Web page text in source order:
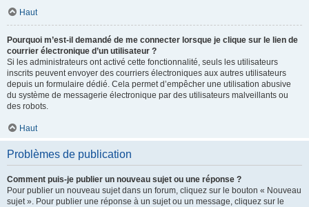
Haut
Pourquoi m’est-il demandé de me connecter lorsque je clique sur le lien de
courrier électronique d’un utilisateur ?
Si les administrateurs ont activé cette fonctionnalité, seuls les utilisateurs
inscrits peuvent envoyer des courriers électroniques aux autres utilisateurs
depuis un formulaire dédié. Cela permet d’empêcher une utilisation abusive
du système de messagerie électronique par des utilisateurs malveillants ou
des robots.
Haut
Problèmes de publication
Comment puis-je publier un nouveau sujet ou une réponse ?
Pour publier un nouveau sujet dans un forum, cliquez sur le bouton « Nouveau
sujet ». Pour publier une réponse à un sujet ou un message, cliquez sur le